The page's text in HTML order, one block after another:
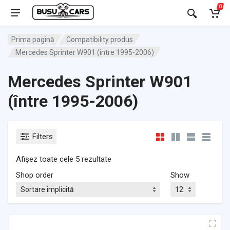
0
Prima pagină
Compatibility produs
Mercedes Sprinter W901 (între 1995-2006)
Mercedes Sprinter W901
(între 1995-2006)
Filters
Afișez toate cele 5 rezultate
Shop order
Show